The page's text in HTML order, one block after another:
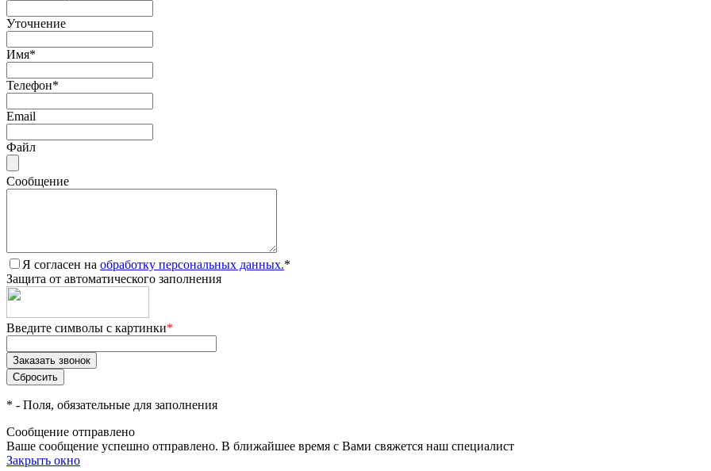
Уточнение
Имя*
Телефон*
Email
Файл
Сообщение
Я согласен на обработку персональных данных.*
Защита от автоматического заполнения
Введите символы с картинки*
* - Поля, обязательные для заполнения
Сообщение отправлено
Ваше сообщение успешно отправлено. В ближайшее время с Вами свяжется наш специалист
Закрыть окно